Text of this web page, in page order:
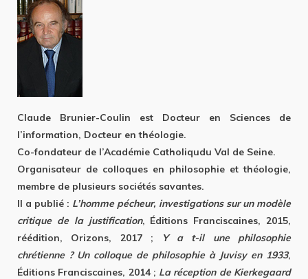
Claude Brunier-Coulin est Docteur en Sciences de
l’information, Docteur en théologie.
Co-fondateur de l’Académie Catholiqudu Val de Seine.
Organisateur de colloques en philosophie et théologie,
membre de plusieurs sociétés savantes.
Il a publié : L’homme pécheur, investigations sur un modèle
critique de la justification, Éditions Franciscaines, 2015,
réédition, Orizons, 2017 ;
Y a t-il une philosophie
chrétienne ? Un colloque de philosophie à Juvisy en 1933,
Éditions Franciscaines, 2014 ; La réception de Kierkegaard